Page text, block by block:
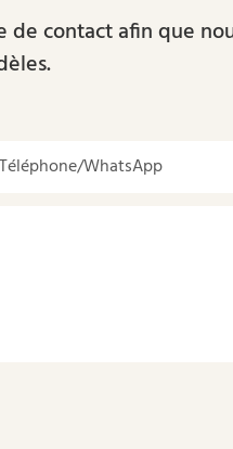
contact afin que
Téléphone/WhatsApp